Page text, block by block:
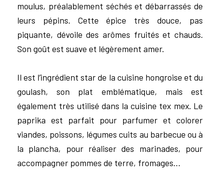
moulus, préalablement séchés et débarrassés de
leurs pépins. Cette épice très douce, pas
piquante, dévoile des arômes fruités et chauds.
Son goût est suave et légèrement amer.
Il est l’ingrédient star de la cuisine hongroise et du
goulash, son plat emblématique, mais est
également très utilisé dans la cuisine tex mex. Le
paprika est parfait pour parfumer et colorer
viandes, poissons, légumes cuits au barbecue ou à
la plancha, pour réaliser des marinades, pour
accompagner pommes de terre, fromages…